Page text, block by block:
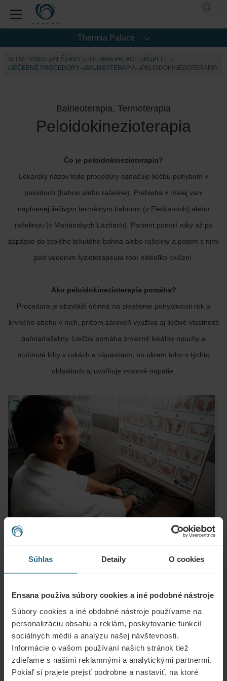
Súhlas Detaily O cookies
Ensana používa súbory cookies a iné podobné nástroje
Súbory cookies a iné obdobné nástroje používame na
personalizáciu obsahu a reklám, poskytovanie funkcií
sociálnych médií a analýzu našej návštevnosti.
Informácie o vašom používaní našich stránok tiež
zdieľame s našimi reklamnými a analytickými partnermi.
Pokiaľ si prajete prejsť podrobne a nastaviť, na ktoré
Thermia Palace
SLOVENSKO PIEŠŤANY THERMIA PALACE
KÚPELE
LIEČEBNÉ PROCEDÚRY
BALNEOTERAPIA PELOIDOKINEZIOTERAPIA
Balneoterapia, Termoterapia
Peloidokinezioterapia
Čo je peloidokinezioterapia?
Lekársky názov tejto procedúry označuje liečbu pohybom v
peloidoch (bahne alebo rašeline). Prebieha v malej vani
naplnenej liečivým termálnym bahnom (v Piešťanoch) alebo
rašelinou (v Mariánskych Lázňach). Pacient ponorí ruky až po
zápästie do teplého tekutého bahna alebo rašeliny a potom s nimi
pod vedením fyzioterapeuta robí niekoľko cvičení.
Ako peloidokinezioterapia pomáha?
Procedúra je obzvlášť účinná na zlepšenie pohyblivosti rúk a
krvného obehu v nich, pričom zároveň využíva aj liečivé vlastnosti
bahna/rašeliny. Liečba pomáha zmierniť lokálne opuchy a
stuhnuté kĺby v rukách a zápästiach, no okrem toho v týchto
oblastiach aj uvoľňuje svalové napätie.
Kontaktujte nás s akoukoľvek otázkou týkajúcou sa našich hotelov Ensana
alebo služieb. Otázky a odpovede týkajúce sa nášho vernostného programu
nájdete tu.
POLOŽIŤ OTÁZKU